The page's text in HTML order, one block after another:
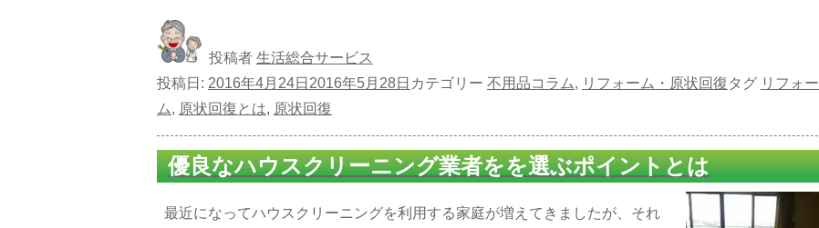
投稿者 生活総合サービス
投稿日: 2016年4月24日 2016年5月28日 カテゴリー 不用品コラム, リフォーム・原状回復 タグ リフォー
ム, 原状回復とは, 原状回復
優良なハウスクリーニング業者をを選ぶポイントとは
最近になってハウスクリーニングを利用する家庭が増えてきましたが、それ